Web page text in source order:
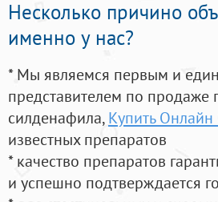
Несколько причино
именно у нас?
* Мы являемся первым и
представителем по
силденафила, Купить
известных препаратов
* качество препаратов
и успешно подтверждается